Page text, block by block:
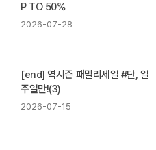
P TO 50%
2026-07-28
[end] 역시즌 패밀리세일 #단, 일
주일만!(3)
2026-07-15